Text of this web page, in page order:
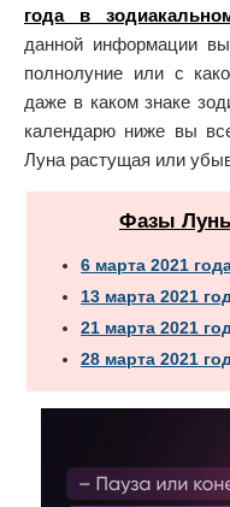
года в
данной информации
полнолуние или с
даже в каком знаке
календарю ниже вы
Луна растущая или
Фазы Луны
6 марта 2021
13 марта 2021
21 марта 2021
28 марта 2021